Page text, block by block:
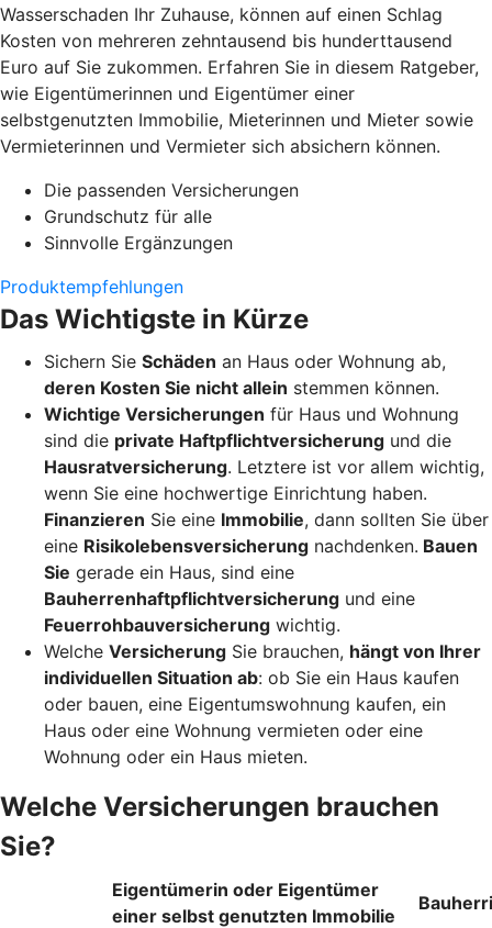
Wasserschaden Ihr Zuhause, können auf einen Schlag
Kosten von mehreren zehntausend bis hunderttausend
Euro auf Sie zukommen. Erfahren Sie in diesem Ratgeber,
wie Eigentümerinnen und Eigentümer einer
selbstgenutzten Immobilie, Mieterinnen und Mieter sowie
Vermieterinnen und Vermieter sich absichern können.
Die passenden Versicherungen
Grundschutz für alle
Sinnvolle Ergänzungen
Produktempfehlungen
Das Wichtigste in Kürze
Sichern Sie Schäden an Haus oder Wohnung ab,
deren Kosten Sie nicht allein stemmen können.
Wichtige Versicherungen für Haus und Wohnung
sind die private Haftpflichtversicherung und die
Hausratversicherung. Letztere ist vor allem wichtig,
wenn Sie eine hochwertige Einrichtung haben.
Finanzieren Sie eine Immobilie, dann sollten Sie über
eine Risikolebensversicherung nachdenken. Bauen
Sie gerade ein Haus, sind eine
Bauherrenhaftpflichtversicherung und eine
Feuerrohbauversicherung wichtig.
Welche Versicherung Sie brauchen, hängt von Ihrer
individuellen Situation ab: ob Sie ein Haus kaufen
oder bauen, eine Eigentumswohnung kaufen, ein
Haus oder eine Wohnung vermieten oder eine
Wohnung oder ein Haus mieten.
Welche Versicherungen brauchen
Sie?
Eigentümerin oder Eigentümer
einer selbst genutzten Immobilie